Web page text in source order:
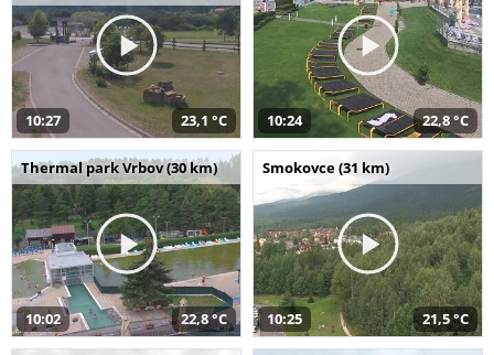
10:27 23,1 °C 10:24 22,8 °C
Thermal park Vrbov (30 km)
10:02 22,8 °C
Smokovce (31 km)
10:25 21,5 °C